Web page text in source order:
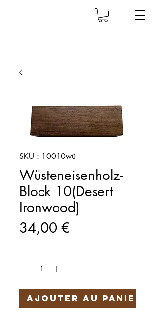
SKU : 10010wü
Wüsteneisenholz-
Block 10(Desert
Ironwood)
34,00 €Prix
Ajouter au panier